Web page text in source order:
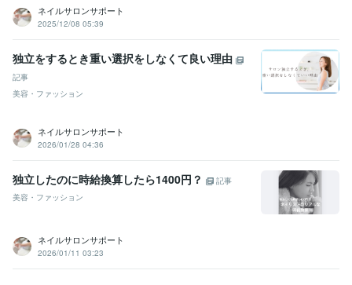
ネイルサロンサポート
2025/12/08 05:39
独立をするとき重い選択をしなくて良い理由
記事
美容・ファッション
ネイルサロンサポート
2026/01/28 04:36
独立したのに時給換算したら1400円？
記事
美容・ファッション
ネイルサロンサポート
2026/01/11 03:23